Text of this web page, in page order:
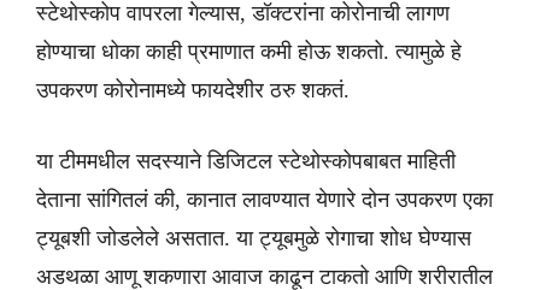
स्टेथोस्कोप वापरला गेल्यास, डॉक्टरांना कोरोनाची लागण
होण्याचा धोका काही प्रमाणात कमी होऊ शकतो. त्यामुळे हे
उपकरण कोरोनामध्ये फायदेशीर ठरु शकतं.
या टीममधील सदस्याने डिजिटल स्टेथोस्कोपबाबत माहिती
देताना सांगितलं की, कानात लावण्यात येणारे दोन उपकरण एका
ट्यूबशी जोडलेले असतात. या ट्यूबमुळे रोगाचा शोध घेण्यास
अडथळा आणू शकणारा आवाज काढून टाकतो आणि शरीरातील